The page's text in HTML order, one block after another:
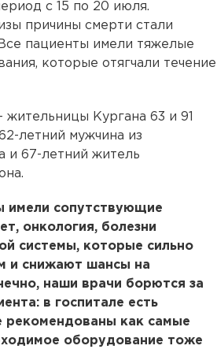
с 15 по 20 июля.
причины смерти стали
пациенты имели тяжелые
которые отягчали течение
Кургана 63 и 91
летний мужчина из
и 67-летний житель
имели сопутствующие
онкология, болезни
системы, которые сильно
и снижают шансы на
наши врачи борются за
в госпитале есть
рекомендованы как самые
оборудование тоже